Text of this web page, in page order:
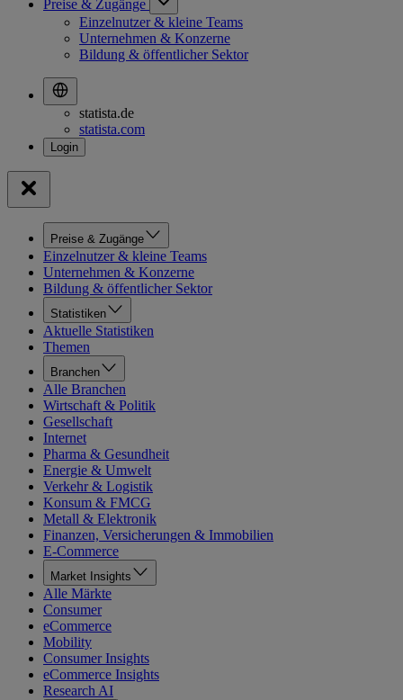
Preise & Zugänge
Einzelnutzer & kleine Teams
Unternehmen & Konzerne
Bildung & öffentlicher Sektor
statista.de
statista.com
Preise & Zugänge
Einzelnutzer & kleine Teams
Unternehmen & Konzerne
Bildung & öffentlicher Sektor
Statistiken
Aktuelle Statistiken
Themen
Branchen
Alle Branchen
Wirtschaft & Politik
Gesellschaft
Internet
Pharma & Gesundheit
Energie & Umwelt
Verkehr & Logistik
Konsum & FMCG
Metall & Elektronik
Finanzen, Versicherungen & Immobilien
E-Commerce
Market Insights
Alle Märkte
Consumer
eCommerce
Mobility
Consumer Insights
eCommerce Insights
Research AI